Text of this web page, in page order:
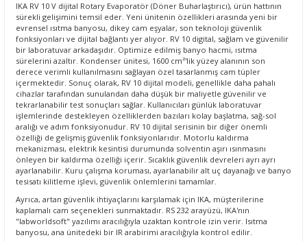
IKA RV 10 V dijital Rotary Evaporatör (Döner Buharlaştırıcı), ürün hattının
sürekli gelişimini temsil eder. Yeni ünitenin özellikleri arasında yeni bir
evrensel ısıtma banyosu, dikey cam eşyalar, son teknoloji güvenlik
fonksiyonları ve dijital bağlantı yer alıyor. RV 10 digital, sağlam ve güvenilir
bir laboratuvar arkadaşıdır. Optimize edilmiş banyo hacmi, ısıtma
sürelerini azaltır. Kondenser ünitesi, 1600 cm²'lik yüzey alanının son
derece verimli kullanılmasını sağlayan özel tasarlanmış cam tüpler
içermektedir. Sonuç olarak, RV 10 dijital modeli, genellikle daha pahalı
cihazlar tarafından sunulandan daha düşük bir maliyetle güvenilir ve
tekrarlanabilir test sonuçları sağlar. Kullanıcıları günlük laboratuvar
işlemlerinde destekleyen özelliklerden bazıları kolay başlatma, sağ-sol
aralığı ve adım fonksiyonudur. RV 10 dijital serisinin bir diğer önemli
özelliği de gelişmiş güvenlik fonksiyonlarıdır. Motorlu kaldırma
mekanizması, elektrik kesintisi durumunda solventin aşırı ısınmasını
önleyen bir kaldırma özelliği içerir. Sıcaklık güvenlik devreleri ayrı ayrı
ayarlanabilir. Kuru çalışma koruması, ayarlanabilir alt uç dayanağı ve banyo
tesisatı kilitleme işlevi, güvenlik önlemlerini tamamlar.
Ayrıca, artan güvenlik ihtiyaçlarını karşılamak için IKA, müşterilerine
kaplamalı cam seçenekleri sunmaktadır. RS 232 arayüzü, IKA'nın
"labworldsoft" yazılımı aracılığıyla uzaktan kontrole izin verir. Isıtma
banyosu, ana ünitedeki bir IR arabirimi aracılığıyla kontrol edilir.